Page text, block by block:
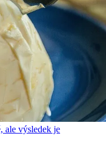
ale výsledek je